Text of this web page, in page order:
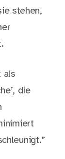
stehen,
als
die